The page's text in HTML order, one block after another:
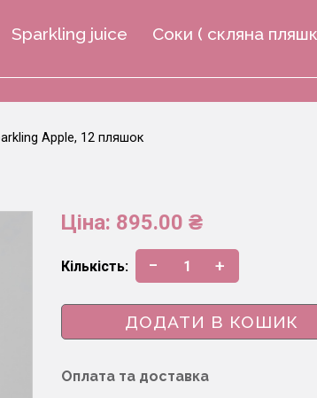
Sparkling juice Соки ( скляна
Apple, 12 пляшок
Ціна: 895.00 ₴
Кількість: − 1 +
ДОДАТИ В КОШИК
Оплата та доставка